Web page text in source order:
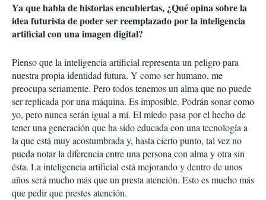
Ya que habla de historias encubiertas, ¿Qué opina sobre la
idea futurista de poder ser reemplazado por la inteligencia
artificial con una imagen digital?
Pienso que la inteligencia artificial representa un peligro para
nuestra propia identidad futura. Y como ser humano, me
preocupa seriamente. Pero todos tenemos un alma que no puede
ser replicada por una máquina. Es imposible. Podrán sonar como
yo, pero nunca serán igual a mí. El miedo pasa por el hecho de
tener una generación que ha sido educada con una tecnología a
la que está muy acostumbrada y, hasta cierto punto, tal vez no
pueda notar la diferencia entre una persona con alma y otra sin
ésta. La inteligencia artificial está mejorando y dentro de unos
años será mucho más que un presta atención. Esto es mucho más
que pedir que prestes atención.